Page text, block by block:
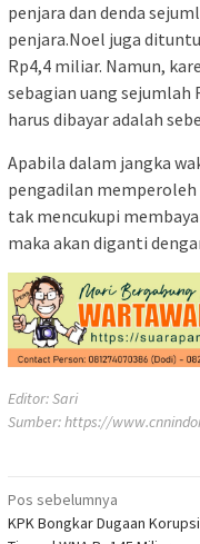
penjara dan denda
penjara.Noel juga
Rp4,4 miliar. Namun,
sebagian uang sejumlah
harus dibayar adalah
Apabila dalam jangka
pengadilan
tak mencukupi
maka akan diganti
Editor: Sari
Sumber:https://
Navigasi
pos
Pos sebelumnya
KPK Bongkar Dugaan